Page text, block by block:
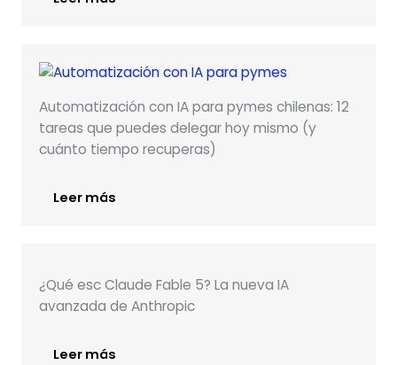
Automatización con IA para pymes chilenas: 12
tareas que puedes delegar hoy mismo (y
cuánto tiempo recuperas)
Leer más
¿Qué esc Claude Fable 5? La nueva IA
avanzada de Anthropic
Leer más